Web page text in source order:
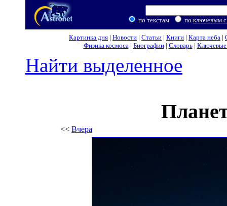
по текстам по ключевым
Картинка дня | Новости | Статьи | Книги | Карта неба |
Физика космоса| Биографии| Словарь| Ключевые
Найти выделенное
<< Вчера